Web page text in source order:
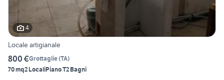
4
Locale artigianale
800 €Grottaglie(TA)
70 mq2 LocaliPiano T2 Bagni